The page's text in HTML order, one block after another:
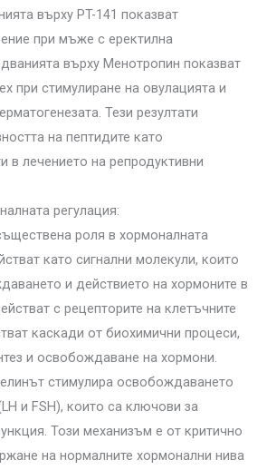
върху PT-141 показват
при мъже с еректилна
върху Менотропин показват
при стимулиране на овулацията и
Тези резултати
на пептидите като
в лечението на репродуктивни
регулация:
роля в хормоналната
като сигнални молекули, които
и действието на хормоните в
с рецепторите на клетъчните
каскади от биохимични процеси,
и освобождаване на хормони.
стимулира освобождаването
и FSH), които са ключови за
Този механизъм е от критично
на нормалните хормонални нива